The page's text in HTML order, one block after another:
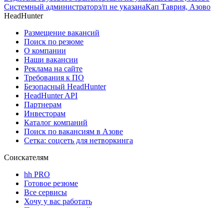
Системный администраторз/п не указанаКап Таврия, Азово
HeadHunter
Размещение вакансий
Поиск по резюме
О компании
Наши вакансии
Реклама на сайте
Требования к ПО
Безопасный HeadHunter
HeadHunter API
Партнерам
Инвесторам
Каталог компаний
Поиск по вакансиям в Азове
Сетка: соцсеть для нетворкинга
Соискателям
hh PRO
Готовое резюме
Все сервисы
Хочу у вас работать